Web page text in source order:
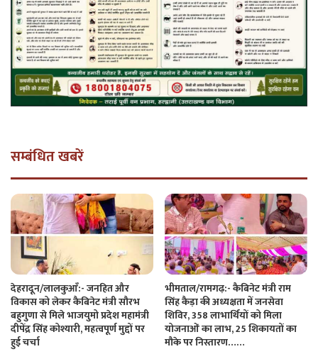
सम्बंधित खबरें
देहरादून/लालकुआँ:- जनहित और
विकास को लेकर कैबिनेट मंत्री सौरभ
बहुगुणा से मिले भाजयुमो प्रदेश महामंत्री
दीपेंद्र सिंह कोश्यारी, महत्वपूर्ण मुद्दों पर
हुई चर्चा
भीमताल/रामगढ़:- कैबिनेट मंत्री राम
सिंह कैड़ा की अध्यक्षता में जनसेवा
शिविर, 358 लाभार्थियों को मिला
योजनाओं का लाभ, 25 शिकायतों का
मौके पर निस्तारण……